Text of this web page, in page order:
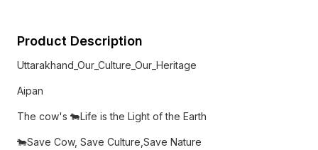
Product Description
Uttarakhand_Our_Culture_Our_Heritage
Aipan
The cow's 🐄Life is the Light of the Earth
🐄Save Cow, Save Culture,Save Nature